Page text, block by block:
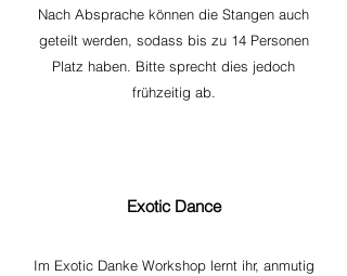
Nach Absprache können die Stangen auch
geteilt werden, sodass bis zu 14 Personen
Platz haben. Bitte sprecht dies jedoch
frühzeitig ab.
Exotic Dance
Im Exotic Danke Workshop lernt ihr, anmutig